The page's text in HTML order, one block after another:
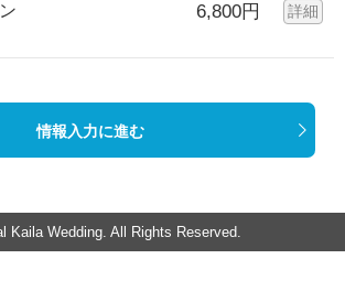
6,800円 詳細
情報入力に進む
Kaila Wedding. All Rights Reserved.